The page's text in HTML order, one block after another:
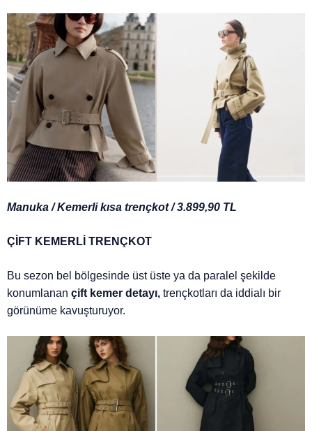
Manuka / Kemerli kısa trençkot / 3.899,90 TL
ÇİFT KEMERLİ TRENÇKOT
Bu sezon bel bölgesinde üst üste ya da paralel şekilde
konumlanan çift kemer detayı, trençkotları da iddialı bir
görünüme kavuşturuyor.